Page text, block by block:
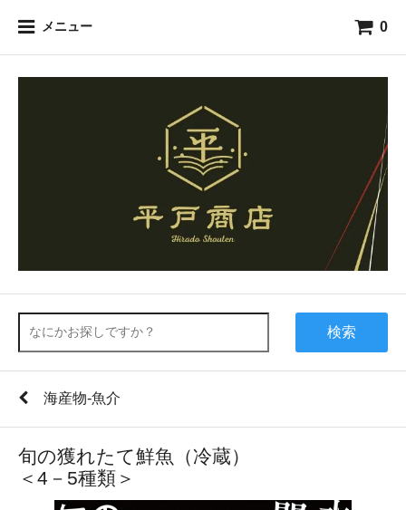
メニュー 0
検索
海産物-魚介
旬の獲れたて鮮魚（冷蔵）
＜4－5種類＞